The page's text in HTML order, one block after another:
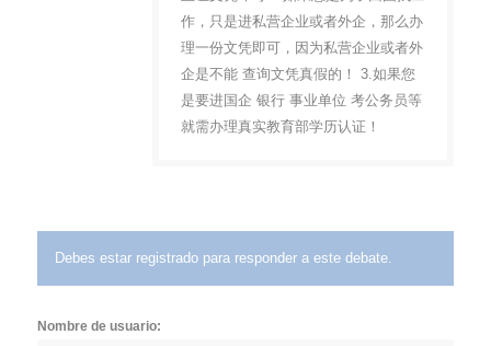
作，只是进私营企业或者外企，那么办
理一份文凭即可，因为私营企业或者外
企是不能 查询文凭真假的！ 3.如果您
是要进国企 银行 事业单位 考公务员等
就需办理真实教育部学历认证！
Debes estar registrado para responder a este debate.
Nombre de usuario: